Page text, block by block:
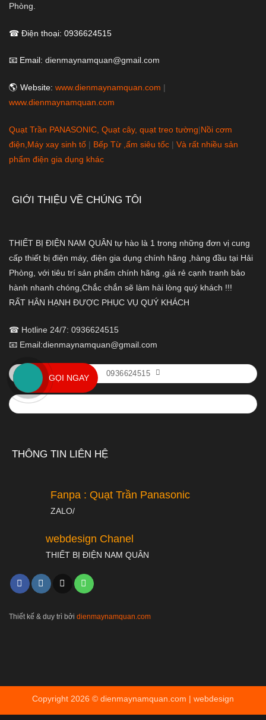
Phòng.
☎ Điện thoại: 0936624515
📧 Email: dienmaynamquan@gmail.com
🌎 Website: www.dienmaynamquan.com |
www.dienmaynamquan.com
Quạt Trần PANASONIC, Quạt cây, quạt treo tường|Nồi cơm
điện,Máy xay sinh tố | Bếp Từ ,ấm siêu tốc | Và rất nhiều sản
phẩm điện gia dụng khác
GIỚI THIỆU VỀ CHÚNG TÔI
THIẾT BỊ ĐIỆN NAM QUÂN tự hào là 1 trong những đơn vị cung
cấp thiết bị điện máy, điện gia dụng chính hãng ,hàng đầu tại Hải
Phòng, với tiêu trí sản phẩm chính hãng ,giá rẻ cạnh tranh bảo
hành nhanh chóng,Chắc chắn sẽ làm hài lòng quý khách !!!
RẤT HÂN HẠNH ĐƯỢC PHỤC VỤ QUÝ KHÁCH
☎ Hotline 24/7: 0936624515
📧 Email:dienmaynamquan@gmail.com
0936624515
THÔNG TIN LIÊN HỆ
Fanpa : Quạt Trần Panasonic
ZALO/
webdesign Chanel
THIẾT BỊ ĐIỆN NAM QUÂN
Thiết kế & duy trì bởi dienmaynamquan.com
Copyright 2026 © dienmaynamquan.com | webdesign
GỌI NGAY